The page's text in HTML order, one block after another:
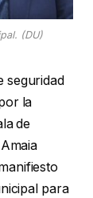
(DU)
seguridad
la
de
para